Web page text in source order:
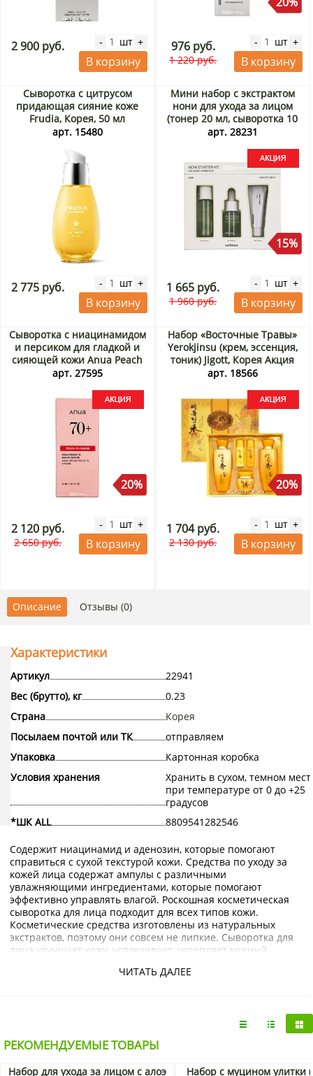
2 900 руб. - шт +
В корзину
976 руб.
1 220 руб.
- шт +
В корзину
Сыворотка с цитрусом
придающая сияние коже
Frudia, Корея, 50 мл
арт. 15480
2 775 руб. - шт +
В корзину
Мини набор с экстрактом
нони для ухода за лицом
(тонер 20 мл, сыворотка 10
мл, крем 10 мл) The Real
Корея Акция
арт. 28231
15%
1 665 руб.
1 960 руб.
- шт +
В корзину
Сыворотка с ниацинамидом
и персиком для гладкой и
сияющей кожи Anua Peach
70 Niacin Serum (Корея), 30
арт. 27595
20%
2 120 руб.
2 650 руб.
- шт +
В корзину
Набор «Восточные Травы»
Yerokjinsu (крем, эссенция,
тоник) Jigott, Корея Акция
арт. 18566
20%
1 704 руб.
2 130 руб.
- шт +
В корзину
Описание Отзывы (0)
ЧИТАТЬ ДАЛЕЕ
Характеристики
Артикул
22941
Вес (брутто), кг
0.23
Страна
Корея
Посылаем почтой или ТК
отправляем
Упаковка
Картонная коробка
Условия хранения
Хранить в сухом, темном
при температуре от 0 до +25
градусов
*ШК ALL
8809541282546
Содержит ниацинамид и аденозин, которые помогают
справиться с сухой текстурой кожи. Средства по уходу за
кожей лица содержат ампулы с различными
увлажняющими ингредиентами, которые помогают
эффективно управлять влагой. Роскошная косметическая
сыворотка для лица подходит для всех типов кожи.
Косметические средства изготовлены из натуральных
экстрактов, поэтому они совсем не липкие. Сыворотка для
лица улучшает кожу, успокаивает, укрепляет кожный
для лица имеет большой объем, поэтому вы можете
способствует заживлению и восстановлению кожи,
контролирует и уменьшает микровоспаления,
нормализует работу сальных желез, стимулирует синтез
РЕКОМЕНДУЕМЫЕ ТОВАРЫ
Набор для ухода за лицом с алоэ
Набор с муцином улитки